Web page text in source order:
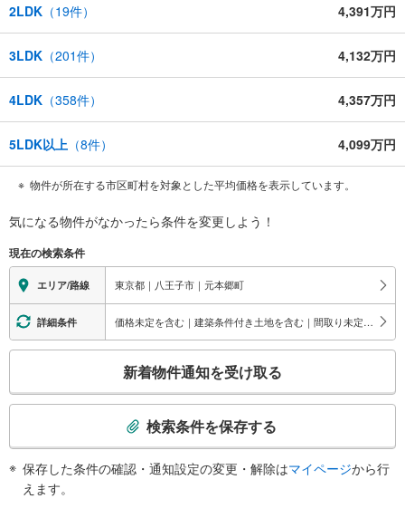
2LDK （19件） 4,391万円
3LDK （201件） 4,132万円
4LDK （358件） 4,357万円
5LDK以上 （8件） 4,099万円
物件が所在する市区町村を対象とした平均価格を表示しています。
気になる物件がなかったら条件を変更しよう！
現在の検索条件
エリア/路線 東京都｜八王子市｜元本郷町
詳細条件 価格未定を含む｜建築条件付き土地を含む｜間取り未定を含む
検
新着物件通知を受け取る
検索条件を保存する
保存した条件の確認・通知設定の変更・解除はマイページから行
えます。